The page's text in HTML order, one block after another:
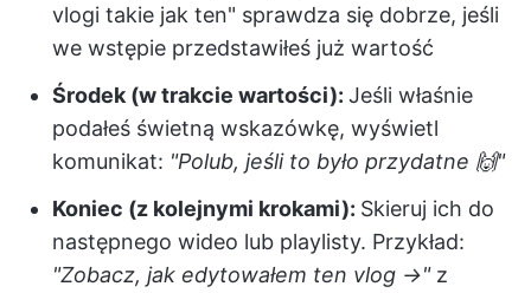
vlogi takie jak ten" sprawdza się dobrze, jeśli
we wstępie przedstawiłeś już wartość
Środek (w trakcie wartości): Jeśli właśnie
podałeś świetną wskazówkę, wyświetl
komunikat: "Polub, jeśli to było przydatne 🙌"
Koniec (z kolejnymi krokami): Skieruj ich do
następnego wideo lub playlisty. Przykład:
"Zobacz, jak edytowałem ten vlog →" z